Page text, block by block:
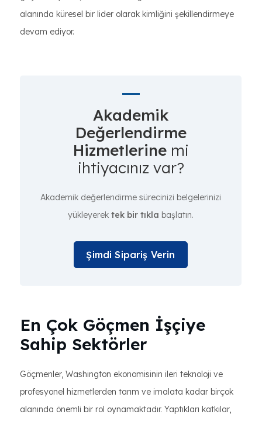
alanında küresel bir lider olarak kimliğini şekillendirmeye
devam ediyor.
Akademik
Değerlendirme
Hizmetlerinemi
ihtiyacınız var?
Akademik değerlendirme sürecinizi belgelerinizi
yükleyerek tek bir tıkla başlatın.
Şimdi Sipariş Verin
En Çok Göçmen İşçiye
Sahip Sektörler
Göçmenler, Washington ekonomisinin ileri teknoloji ve
profesyonel hizmetlerden tarım ve imalata kadar birçok
alanında önemli bir rol oynamaktadır. Yaptıkları katkılar,